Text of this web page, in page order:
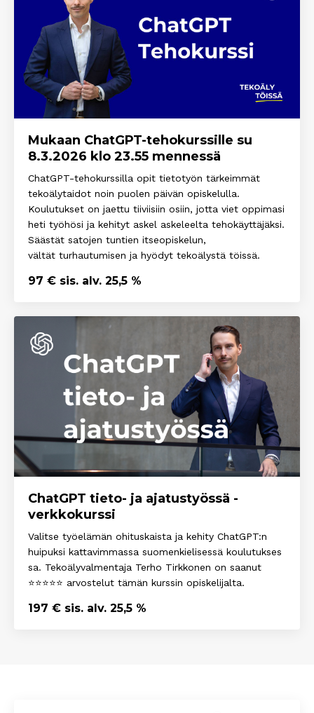
Mukaan ChatGPT-tehokurssille su
8.3.2026 klo 23.55 mennessä
ChatGPT-tehokurssilla opit tietotyön tärkeimmät
tekoälytaidot noin puolen päivän opiskelulla.
Koulutukset on jaettu tiiviisiin osiin, jotta viet oppimasi
heti työhösi ja kehityt askel askeleelta tehokäyttäjäksi.
Säästät satojen tuntien itseopiskelun,
vältät turhautumisen ja hyödyt tekoälystä töissä.
97 € sis. alv. 25,5 %
ChatGPT tieto- ja ajatustyössä -
verkkokurssi
Valitse työelämän ohituskaista ja kehity ChatGPT:n
huipuksi kattavimmassa suomenkielisessä koulutukses
sa. Tekoälyvalmentaja Terho Tirkkonen on saanut
⭐⭐⭐⭐⭐ arvostelut tämän kurssin opiskelijalta.
197 € sis. alv. 25,5 %